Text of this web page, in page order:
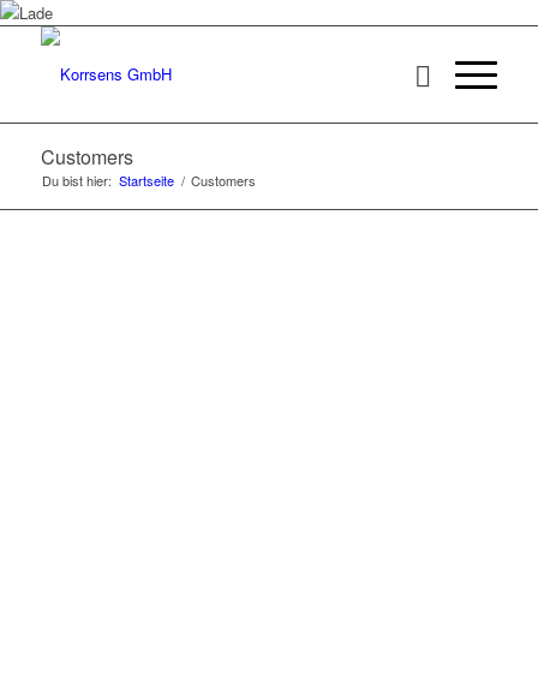
Customers
Du bist hier: Startseite / Customers